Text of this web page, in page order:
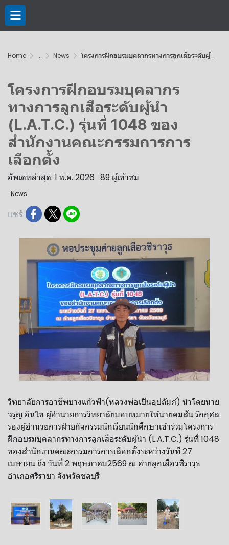
Home ... News โครงการ​ฝึกอบรม​บุคลากรทางการลูกเสือระดับผู้นำ​ (L.A.T.C.) รุ่นที่ 1048​ ของสำนักงานคณะกรรมการการเลือกตั้ง​
โครงการ​ฝึกอบรม​บุคลากร
ทางการลูกเสือระดับผู้นำ​
(L.A.T.C.) รุ่นที่ 1048​ ของ
สำนักงานคณะกรรมการการ
เลือกตั้ง​
อัพเดทล่าสุด: 1 พ.ค. 2026 89 ผู้เข้าชม
News
แชร์
วิทยาลัย​การ​อาชีพ​บางแก้ว​ฟ้า​(หลวงพ่อ​เปิ่น​อุปถัมภ์)​ นำ​โดย​นาย​
จรูญ​ อิน​ไข​ ผู้​อำนวยการ​วิทยาลัย​มอบหมาย​ให้​นาย​คมสัน​ รัก​กุศล​
รองผู้​อำนวยการ​ฝ่าย​กิจกรรม​นักเรียน​นักศึกษา​เข้าร่วมโครงการ​
ฝึกอบรม​บุคลากรทางการลูกเสือระดับผู้นำ​ (L.A.T.C.) รุ่นที่ 1048​
ของสำนักงานคณะกรรมการการเลือกตั้ง​ระหว่างวันที่​ 27
เมษายน​ ถึง​ วันที่​ 2 พฤษภาคม​2569​ ณ​ ค่ายลูกเสือวชิราวุธ
อำเภอศรีราชา​ จังหวัดชลบุรี